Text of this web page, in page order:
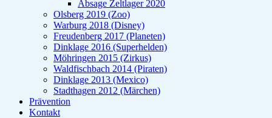
Absage Zeltlager 2020
Olsberg 2019 (Zoo)
Warburg 2018 (Disney)
Freudenberg 2017 (Planeten)
Dinklage 2016 (Superhelden)
Möhringen 2015 (Zirkus)
Waldfischbach 2014 (Piraten)
Dinklage 2013 (Mexico)
Stadthagen 2012 (Märchen)
Prävention
Kontakt